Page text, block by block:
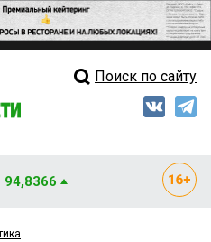
Свежий выпускПоиск по сайту
94,8366